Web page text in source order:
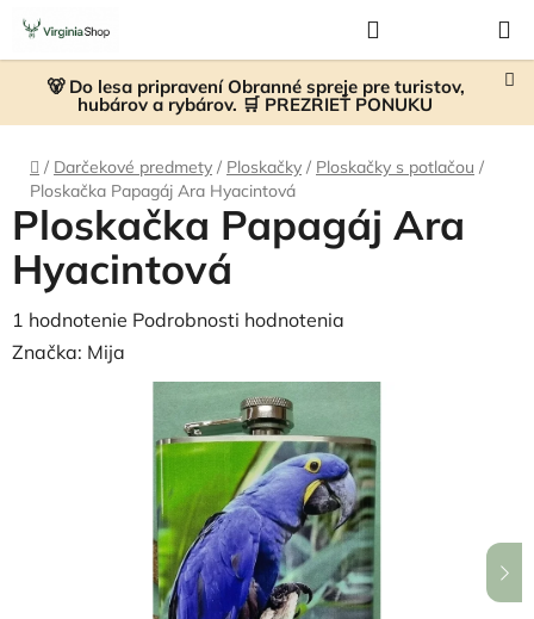
Prejsť
obsah
🐻 Do lesa pripravení Obranné spreje pre turistov,
hubárov a rybárov. 🛒 PREZRIEŤ PONUKU
KOŠÍK
Domov
/ Darčekové predmety / Ploskačky / Ploskačky s potlačou /
Ploskačka Papagáj Ara Hyacintová
Ploskačka Papagáj Ara
Hyacintová
Priemerné
hodnotenie
1 hodnotenie Podrobnosti hodnotenia
Značka: Mija